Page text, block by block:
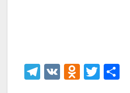
T
V
O T